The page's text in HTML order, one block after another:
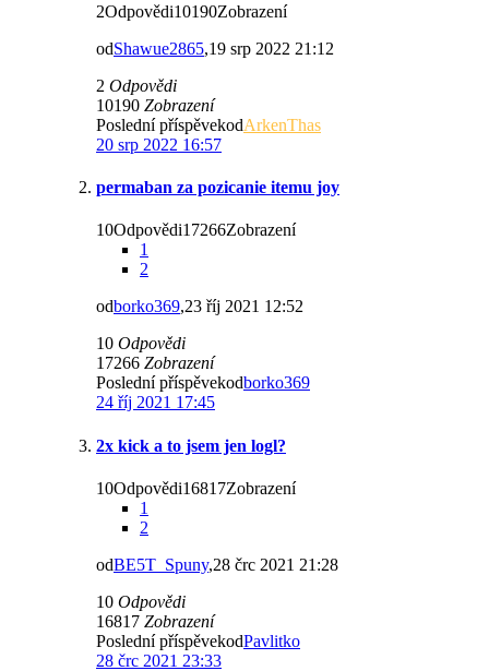
2Odpovědi10190Zobrazení
odShawue2865,19 srp 2022 21:12
2 Odpovědi
10190 Zobrazení
Poslední příspěvekodArkenThas
20 srp 2022 16:57
permaban za pozicanie itemu joy
10Odpovědi17266Zobrazení
1
2
odborko369,23 říj 2021 12:52
10 Odpovědi
17266 Zobrazení
Poslední příspěvekodborko369
24 říj 2021 17:45
2x kick a to jsem jen logl?
10Odpovědi16817Zobrazení
1
2
odBE5T_Spuny,28 črc 2021 21:28
10 Odpovědi
16817 Zobrazení
Poslední příspěvekodPavlitko
28 črc 2021 23:33